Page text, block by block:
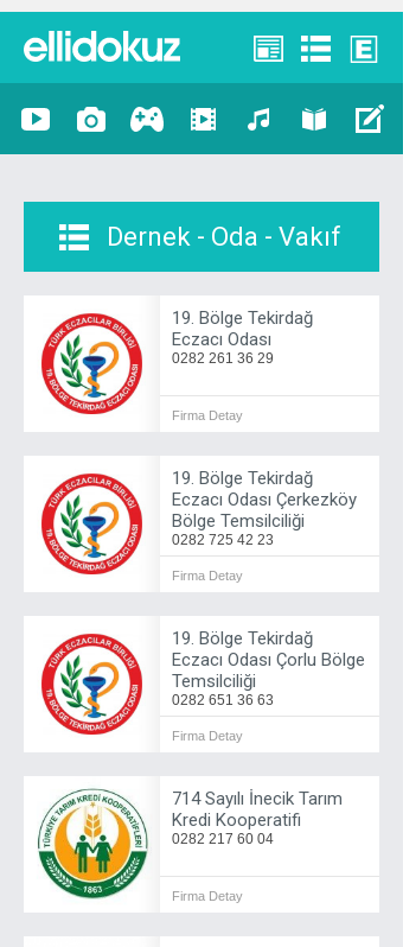
Dernek - Oda - Vakıf
19. Bölge Tekirdağ
Eczacı Odası
0282 261 36 29
Firma Detay
19. Bölge Tekirdağ
Eczacı Odası Çerkezköy
Bölge Temsilciliği
0282 725 42 23
Firma Detay
19. Bölge Tekirdağ
Eczacı Odası Çorlu Bölge
Temsilciliği
0282 651 36 63
Firma Detay
714 Sayılı İnecik Tarım
Kredi Kooperatifi
0282 217 60 04
Firma Detay